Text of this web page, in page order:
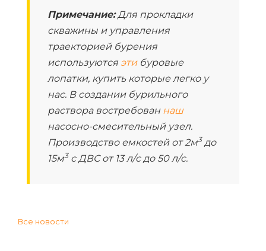
Примечание:Для прокладки
скважины и управления
траекторией бурения
используются этибуровые
лопатки, купить которые легко у
нас. В создании бурильного
раствора востребован наш
насосно-смесительный узел.
Производство емкостей от 2м3 до
15м3 с ДВС от 13 л/с до 50 л/c.
Все новости